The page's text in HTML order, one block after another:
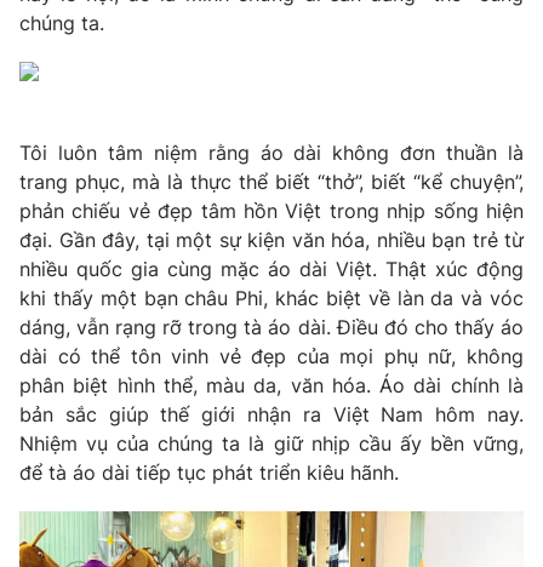
Giải sao mai
Làm đẹp
Chất lượng cuộc sống
Tuyển sinh
Học trực tuyến
Sản phẩm
Thị trường
Tư vấn
Lịch phát sóng
Chuyên mục khác
Emagazine Podcast
Photo Infographic
Video Shorts video
VTV Money VTV Thể thao
chúng ta.
Tôi luôn tâm niệm rằng áo dài không đơn thuần là
trang phục, mà là thực thể biết “thở”, biết “kể chuyện”,
phản chiếu vẻ đẹp tâm hồn Việt trong nhịp sống hiện
đại. Gần đây, tại một sự kiện văn hóa, nhiều bạn trẻ từ
nhiều quốc gia cùng mặc áo dài Việt. Thật xúc động
khi thấy một bạn châu Phi, khác biệt về làn da và vóc
dáng, vẫn rạng rỡ trong tà áo dài. Điều đó cho thấy áo
dài có thể tôn vinh vẻ đẹp của mọi phụ nữ, không
phân biệt hình thể, màu da, văn hóa. Áo dài chính là
bản sắc giúp thế giới nhận ra Việt Nam hôm nay.
Nhiệm vụ của chúng ta là giữ nhịp cầu ấy bền vững,
để tà áo dài tiếp tục phát triển kiêu hãnh.